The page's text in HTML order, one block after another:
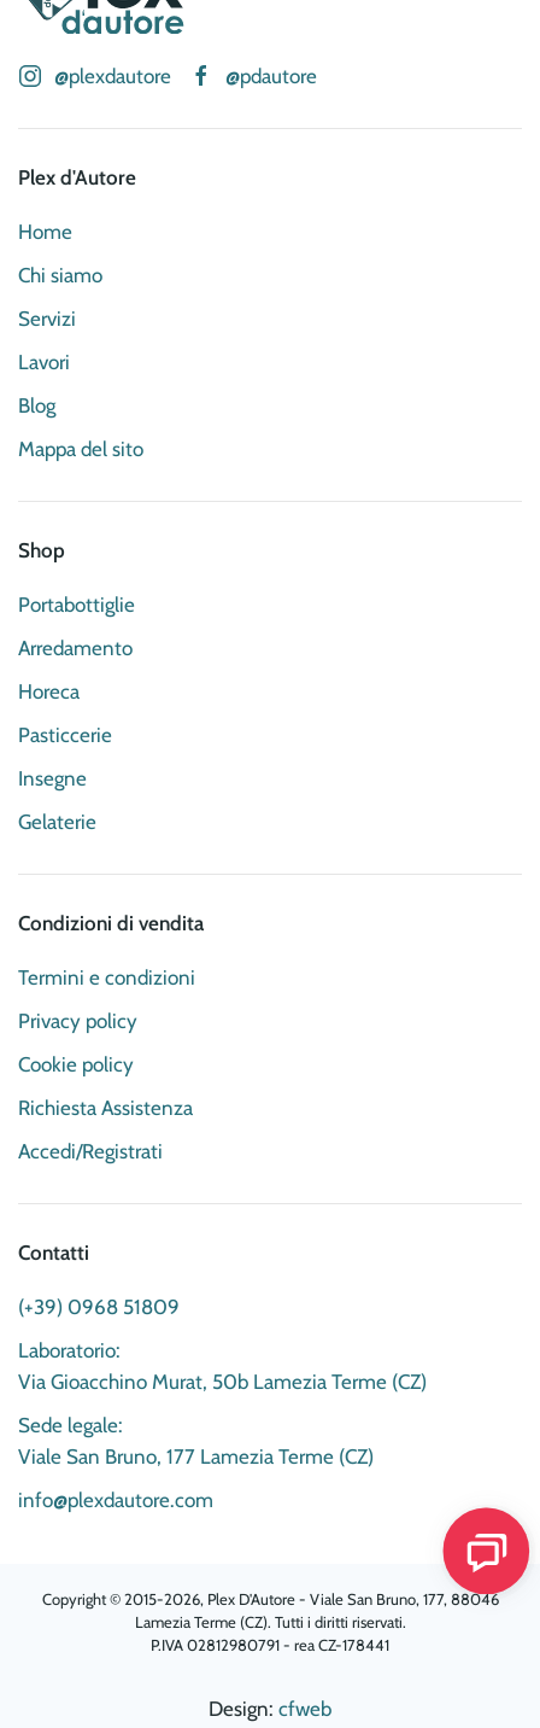
@plexdautore @pdautore
Plex d'Autore
Home
Chi siamo
Servizi
Lavori
Blog
Mappa del sito
Shop
Portabottiglie
Arredamento
Horeca
Pasticcerie
Insegne
Gelaterie
Condizioni di vendita
Termini e condizioni
Privacy policy
Cookie policy
Richiesta Assistenza
Accedi/Registrati
Contatti
(+39) 0968 51809
Laboratorio:
Via Gioacchino Murat, 50b Lamezia Terme (CZ)
Sede legale:
Viale San Bruno, 177 Lamezia Terme (CZ)
info@plexdautore.com
Copyright © 2015-2026, Plex D'Autore - Viale San Bruno, 177, 88046
Lamezia Terme (CZ). Tutti i diritti riservati.
P.IVA 02812980791 - rea CZ-178441
Design: cfweb